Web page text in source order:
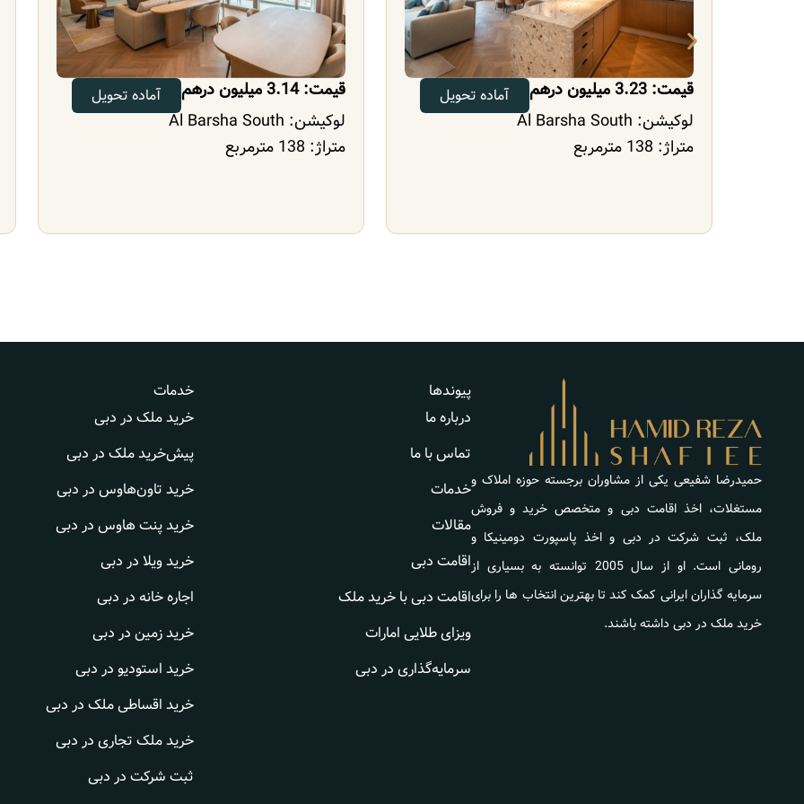
قیمت: 3.14 میلیون درهم آماده تحویل
لوکیشن: Al Barsha South
متراژ: 138 مترمربع
قیمت: 3.16 میلیون درهم آماده تحویل
لوکیشن: Al Barsha South
متراژ: 138 مترمربع
حمیدرضا شفیعی یکی از مشاوران برجسته حوزه املاک و
مستغلات، اخذ اقامت دبی و متخصص خرید و فروش
ملک، ثبت شرکت در دبی و اخذ پاسپورت دومینیکا و
رومانی است. او از سال 2005 توانسته به بسیاری از
سرمایه گذاران ایرانی کمک کند تا بهترین انتخاب ها را برای
خرید ملک در دبی داشته باشند.
پیوندها
درباره ما
تماس با ما
خدمات
مقالات
اقامت دبی
اقامت دبی با خرید ملک
ویزای طلایی امارات
سرمایه‌گذاری در دبی
خدمات
خرید ملک در دبی
پیش‌خرید ملک در دبی
خرید تاون‌هاوس در دبی
خرید پنت هاوس در دبی
خرید ویلا در دبی
اجاره خانه در دبی
خرید زمین در دبی
خرید استودیو در دبی
خرید اقساطی ملک در دبی
خرید ملک تجاری در دبی
ثبت شرکت در دبی